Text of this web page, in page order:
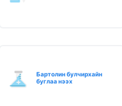
Бартолин булчирхайн
буглаа нээх